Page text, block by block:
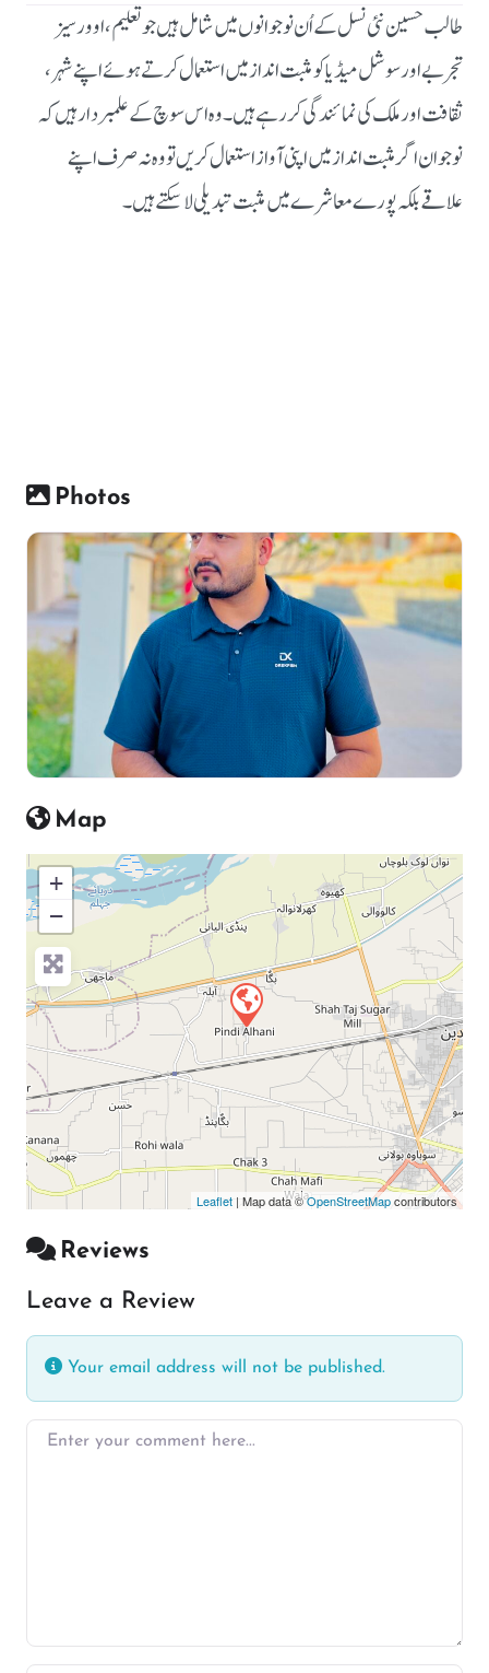
طالب حسین نئی نسل کے اُن نوجوانوں میں شامل ہیں جو تعلیم، اوورسیز
تجربے اور سوشل میڈیا کو مثبت انداز میں استعمال کرتے ہوئے اپنے شہر،
ثقافت اور ملک کی نمائندگی کر رہے ہیں۔وہ اس سوچ کے علمبردار ہیں کہ
نوجوان اگر مثبت انداز میں اپنی آواز استعمال کریں تو وہ نہ صرف اپنے
علاقے بلکہ پورے معاشرے میں مثبت تبدیلی لا سکتے ہیں۔
Photos
Map
+
−
Press Enter key to search
Leaflet | Map data ©OpenStreetMapcontributors
Reviews
Leave a Review
Your email address will not be published.
Enter your comment here…